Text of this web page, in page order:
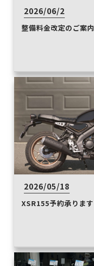
2026/06/2
整備料金改定のご案内
2026/05/18
XSR155予約承ります